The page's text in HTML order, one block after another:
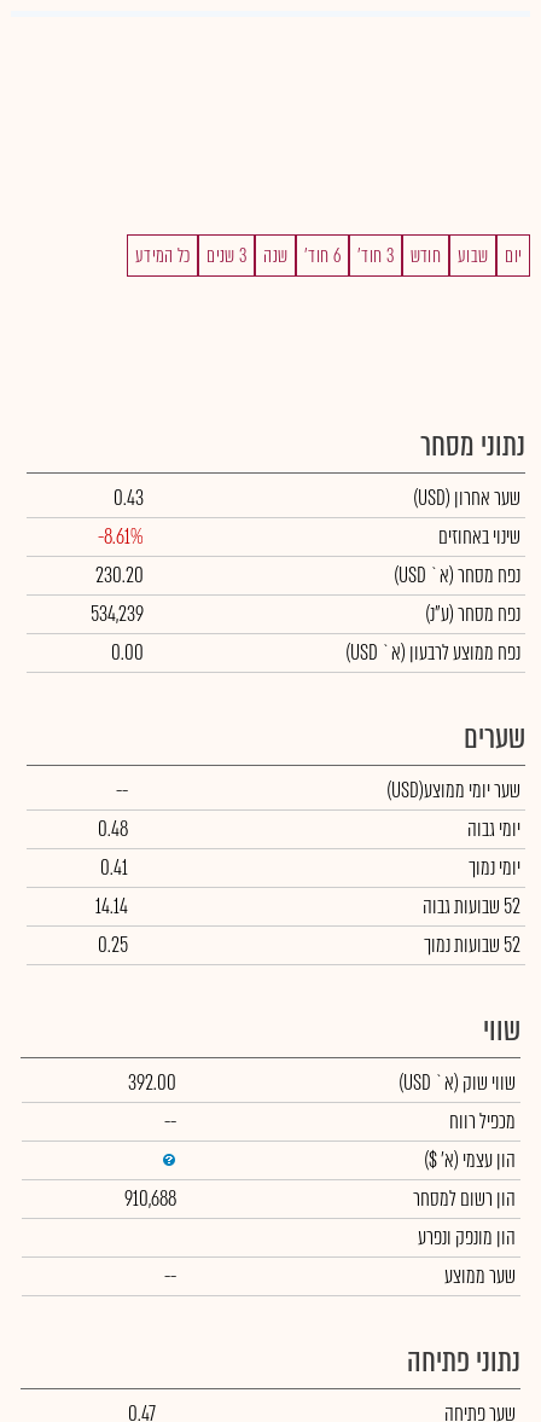
יום שבוע חודש 3 חוד' 6 חוד' שנה 3 שנים כל המידע
נתוני מסחר
שער אחרון (USD)
0.43
שינוי באחוזים
-8.61%
נפח מסחר(א` USD)
230.20
נפח מסחר(ע"נ)
534,239
נפח ממוצע לרבעון (א` USD)
0.00
שערים
שער יומי ממוצע(USD)
--
יומי גבוה
0.48
יומי נמוך
0.41
52 שבועות גבוה
14.14
52 שבועות נמוך
0.25
שווי
שווי שוק (א` USD)
392.00
מכפיל רווח
--
הון עצמי (א' $)
הון רשום למסחר
910,688
הון מונפק ונפרע
שער ממוצע
--
נתוני פתיחה
שער פתיחה 0.47